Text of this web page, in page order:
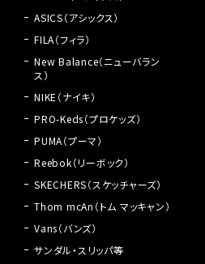
ASICS（アシックス）
FILA（フィラ）
New Balance（ニューバラン
ス）
NIKE（ナイキ）
PRO-Keds（プロケッズ）
PUMA（プーマ）
Reebok（リーボック）
SKECHERS（スケッチャーズ）
Thom mcAn（トム マッキャン）
Vans（バンズ）
サンダル・スリッパ等